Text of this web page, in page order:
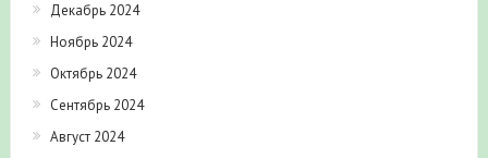
Декабрь 2024
Ноябрь 2024
Октябрь 2024
Сентябрь 2024
Август 2024